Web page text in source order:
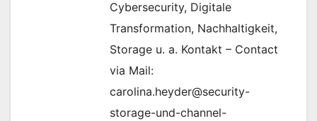
Cybersecurity, Digitale
Transformation, Nachhaltigkeit,
Storage u. a. Kontakt – Contact
via Mail:
carolina.heyder@security-
storage-und-channel-